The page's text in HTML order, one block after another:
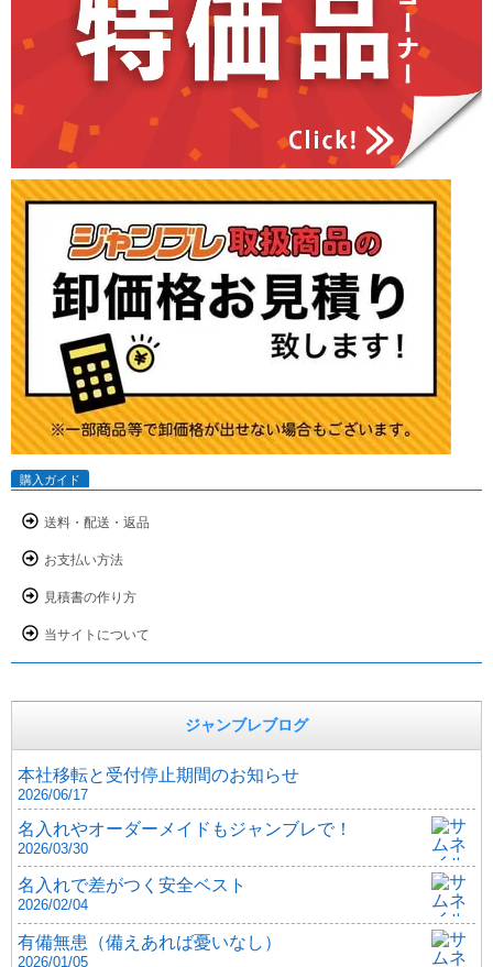
購入ガイド
送料・配送・返品
お支払い方法
見積書の作り方
当サイトについて
ジャンブレブログ
本社移転と受付停止期間のお知らせ
2026/06/17
名入れやオーダーメイドもジャンブレで！
2026/03/30
名入れで差がつく安全ベスト
2026/02/04
有備無患（備えあれば憂いなし）
2026/01/05